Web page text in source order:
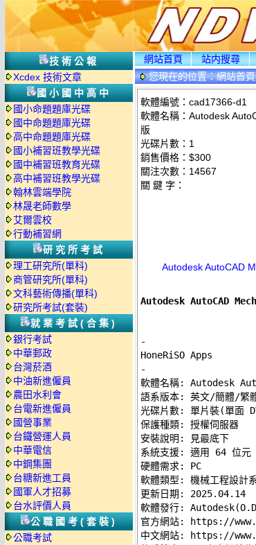
技術公報
Xcdex 技術文章
國小國中高中
國小命題題庫光碟
國中命題題庫光碟
高中命題題庫光碟
國小補習班教學光碟
國中補習班教育光碟
高中補習班教學光碟
翰林雲端學院
林晟老師數學
艾爾雲校
行動補習網
研究所考試
理工研究所(單科)
商管研究所(單科)
文科藝術傳播(單科)
研究所考試(套裝)
就業考試(合集)
銀行考試
中華郵政
台灣菸酒
中油新進僱員
農田水利會
台電新進僱員
國營事業
台鐵營運人員
中華電信
中鋼集團
台糖新進工員
國軍人才招募
台水評價人員
公職國考(套裝)
公職考試
網站首頁 站内搜尋
您現在的位置：網站首頁
軟體編號：cad17366-d1
軟體名稱：Autodesk
版
光碟片數：1
銷售價格：$300
關注次數： 14567
關 鍵 字：
Autodesk AutoCAD
Autodesk AutoCAD
-
-
軟體名稱: Autodesk
語系版本: 英文/簡體/繁
光碟片數: 單片裝(單面
保護種類: 授權伺服器
安裝說明:
見最底下
系統支援: 適用 64 位
硬體需求: PC
軟體類型: 機械工程設計
更新日期: 2025.04.14
軟體發行:
官方網站:
https://
中文網站:
https://